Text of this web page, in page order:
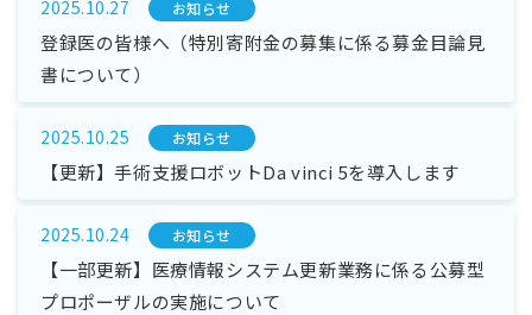
2025.10.27 お知らせ
登録医の皆様へ（特別寄附金の募集に係る募金目論見
書について）
2025.10.25 お知らせ
【更新】手術支援ロボットDa vinci 5を導入します
2025.10.24 お知らせ
【一部更新】医療情報システム更新業務に係る公募型
プロポーザルの実施について